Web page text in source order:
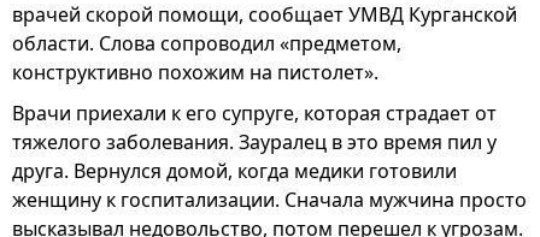
врачей скорой помощи, сообщает УМВД Курганской
области. Слова сопроводил «предметом,
конструктивно похожим на пистолет».
Врачи приехали к его супруге, которая страдает от
тяжелого заболевания. Зауралец в это время пил у
друга. Вернулся домой, когда медики готовили
женщину к госпитализации. Сначала мужчина просто
высказывал недовольство, потом перешел к угрозам.